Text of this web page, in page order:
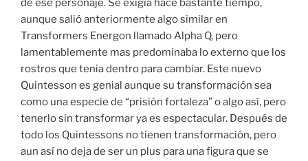
de ese personaje. Se exigía hace bastante tiempo,
aunque salió anteriormente algo similar en
Transformers Energon llamado Alpha Q, pero
lamentablemente mas predominaba lo externo que los
rostros que tenia dentro para cambiar. Este nuevo
Quintesson es genial aunque su transformación sea
como una especie de “prisión fortaleza” o algo así, pero
tenerlo sin transformar ya es espectacular. Después de
todo los Quintessons no tienen transformación, pero
aun así no deja de ser un plus para una figura que se